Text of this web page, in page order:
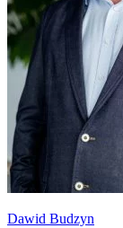
Dawid Budzyn